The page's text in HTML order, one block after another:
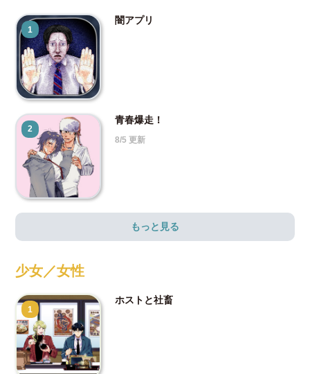
1
闇アプリ
2
青春爆走！
8/5 更新
もっと見る
少女／女性
1
ホストと社畜